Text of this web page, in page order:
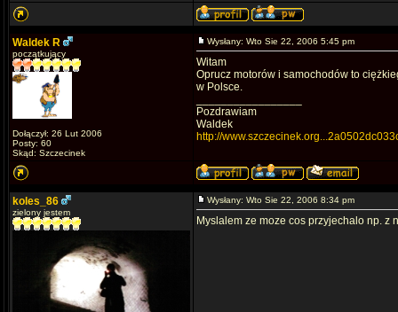
Waldek R
początkujący
Dołączył: 26 Lut 2006
Posty: 60
Skąd: Szczecinek
Wysłany: Wto Sie 22, 2006 5:45 pm
Witam
Oprucz motorów i samochodów to
w Polsce.
Pozdrawiam
Waldek
http://
koles_86
zielony jestem
Wysłany: Wto Sie 22, 2006 8:34 pm
Myslalem ze moze cos przyjechalo np. z